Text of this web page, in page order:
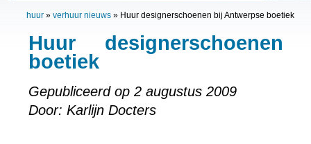
huur » verhuur nieuws » Huur designerschoenen bij Antwerpse boetiek
Huur
boetiek
Gepubliceerd op 2 augustus 2009
Door: Karlijn Docters